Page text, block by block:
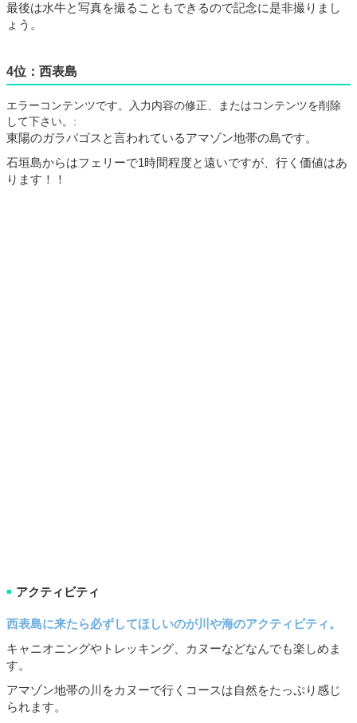
最後は水牛と写真を撮ることもできるので記念に是非撮りまし
ょう。
4位：西表島
エラーコンテンツです。入力内容の修正、またはコンテンツを削除
して下さい。:
東陽のガラパゴスと言われているアマゾン地帯の島です。
石垣島からはフェリーで1時間程度と遠いですが、行く価値はあ
ります！！
■ アクティビティ
西表島に来たら必ずしてほしいのが川や海のアクティビティ。
キャニオニングやトレッキング、カヌーなどなんでも楽しめま
す。
アマゾン地帯の川をカヌーで行くコースは自然をたっぷり感じ
られます。